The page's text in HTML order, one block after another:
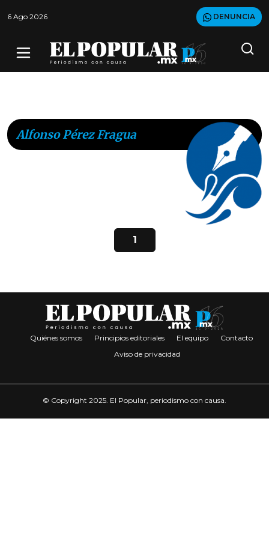
6 Ago 2026 DENUNCIA
Alfonso Pérez Fragua
1
Quiénes somos Principios editoriales El equipo
Contacto
Aviso de privacidad
© Copyright 2025. El Popular, periodismo con causa.